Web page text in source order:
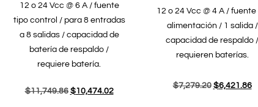
12 o 24 Vcc @ 6 A / fuente
tipo control / para 8 entradas
a 8 salidas / capacidad de
batería de respaldo /
requiere batería.
$11,749.86 $10,474.02
12 o 24 Vcc @ 4 A / fuente
alimentación / 1 salida /
capacidad de respaldo /
requieren baterías.
$7,279.20 $6,421.86